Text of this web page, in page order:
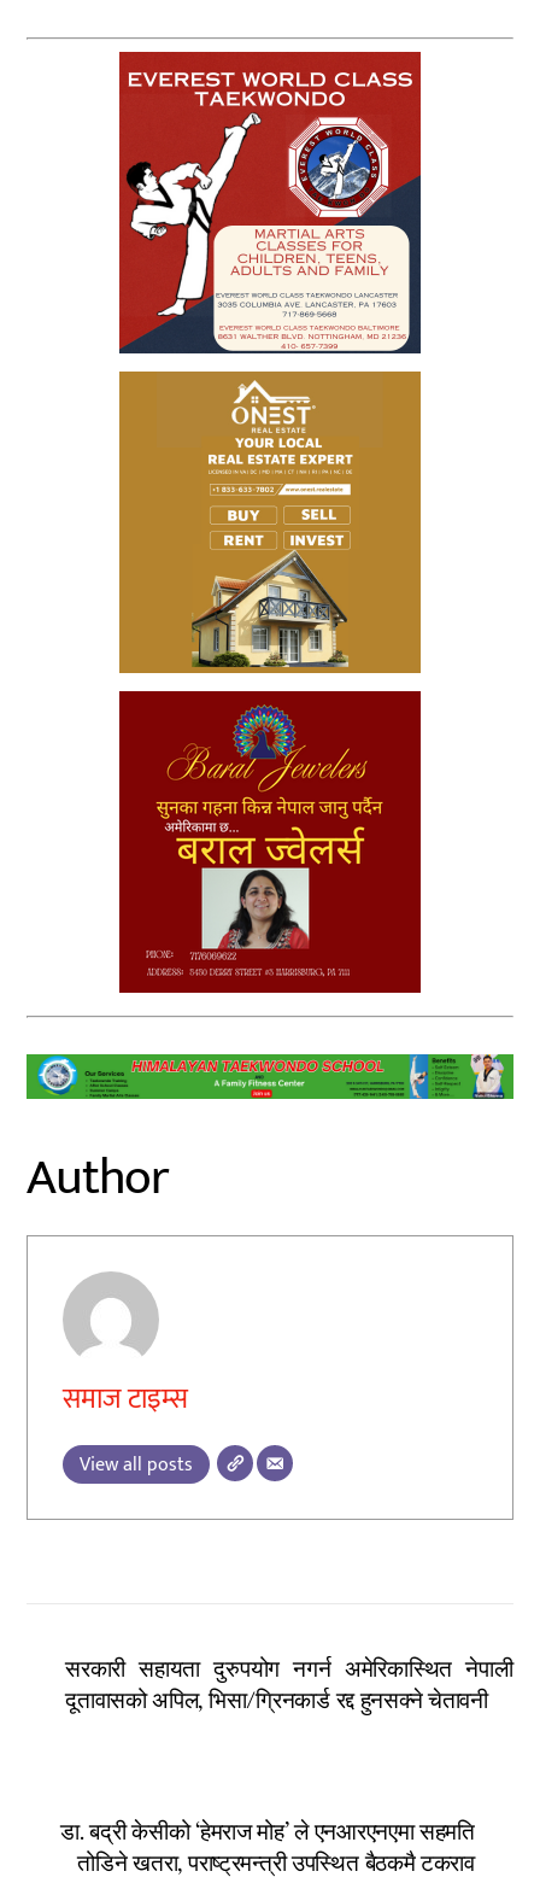
Author
समाज टाइम्स
View all posts
सरकारी सहायता दुरुपयोग नगर्न अमेरिकास्थित नेपाली
दूतावासको अपिल, भिसा/ग्रिनकार्ड रद्द हुनसक्ने चेतावनी
डा. बद्री केसीको ‘हेमराज मोह’ ले एनआरएनएमा सहमति
तोडिने खतरा, पराष्ट्रमन्त्री उपस्थित बैठकमै टकराव